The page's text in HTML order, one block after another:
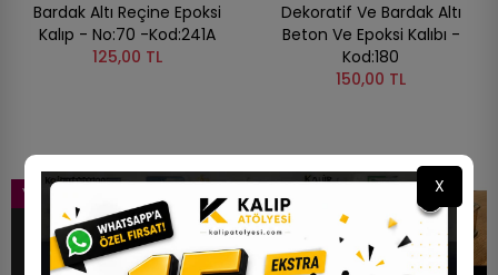
Bardak Altı Reçine Epoksi
Kalıp - No:70 -Kod:241A
125,00 TL
Dekoratif Ve Bardak Altı
Beton Ve Epoksi Kalıbı -
Kod:180
150,00 TL
YENI
STOKTA YOK
X